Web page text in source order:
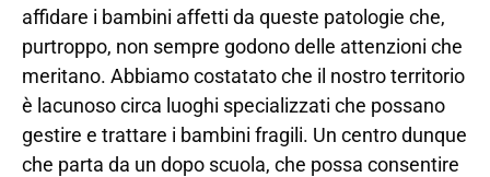
affidare i bambini affetti da queste patologie che,
purtroppo, non sempre godono delle attenzioni che
meritano. Abbiamo costatato che il nostro territorio
è lacunoso circa luoghi specializzati che possano
gestire e trattare i bambini fragili. Un centro dunque
che parta da un dopo scuola, che possa consentire